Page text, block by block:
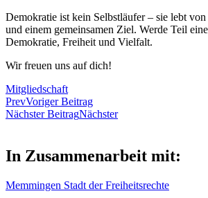
Demokratie ist kein Selbstläufer – sie lebt
und einem gemeinsamen Ziel. Werde Teil
Demokratie, Freiheit und Vielfalt.
Wir freuen uns auf dich!
Mitgliedschaft
PrevVoriger Beitrag
Nächster BeitragNächster
In Zusammenarbeit mit:
Memmingen Stadt der Freiheitsrechte